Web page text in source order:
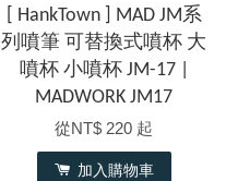
[ HankTown ] MAD JM系
列噴筆 可替換式噴杯 大
噴杯 小噴杯 JM-17 |
MADWORK JM17
從NT$ 220 起
加入購物車